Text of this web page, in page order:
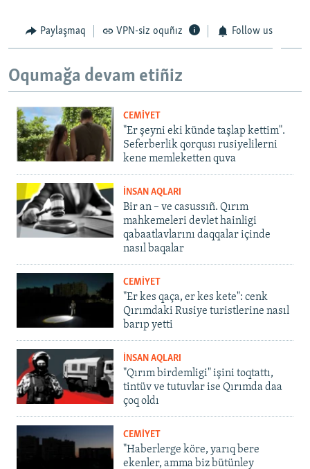
Paylaşmaq VPN-siz oquñız Follow us
Oqumağa devam etiñiz
CEMİYET
"Er şeyni eki künde taşlap kettim".
Seferberlik qorqusı rusiyelilerni
kene memleketten quva
İNSAN AQLARI
Bir an – ve casussıñ. Qırım
mahkemeleri devlet hainligi
qabaatlavlarını daqqalar içinde
nasıl baqalar
CEMİYET
"Er kes qaça, er kes kete": cenk
Qırımdaki Rusiye turistlerine nasıl
barıp yetti
İNSAN AQLARI
"Qırım birdemligi" işini toqtattı,
tintüv ve tutuvlar ise Qırımda daa
çoq oldı
CEMİYET
"Haberlerge köre, yarıq bere
ekenler, amma biz bütünley